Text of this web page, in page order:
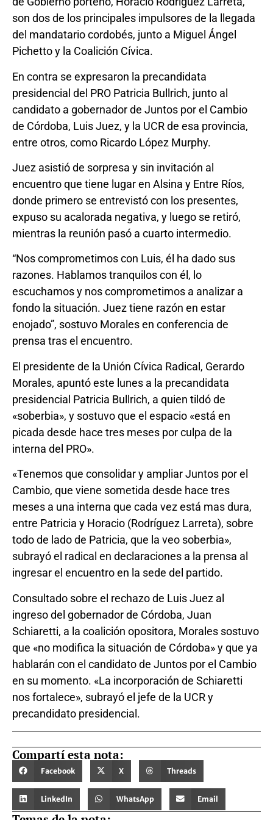
son dos de los principales impulsores de la llegada
del mandatario cordobés, junto a Miguel Ángel
Pichetto y la Coalición Cívica.
En contra se expresaron la precandidata
presidencial del PRO Patricia Bullrich, junto al
candidato a gobernador de Juntos por el Cambio
de Córdoba, Luis Juez, y la UCR de esa provincia,
entre otros, como Ricardo López Murphy.
Juez asistió de sorpresa y sin invitación al
encuentro que tiene lugar en Alsina y Entre Ríos,
donde primero se entrevistó con los presentes,
expuso su acalorada negativa, y luego se retiró,
mientras la reunión pasó a cuarto intermedio.
“Nos comprometimos con Luis, él ha dado sus
razones. Hablamos tranquilos con él, lo
escuchamos y nos comprometimos a analizar a
fondo la situación. Juez tiene razón en estar
enojado”, sostuvo Morales en conferencia de
prensa tras el encuentro.
El presidente de la Unión Cívica Radical, Gerardo
Morales, apuntó este lunes a la precandidata
presidencial Patricia Bullrich, a quien tildó de
«soberbia», y sostuvo que el espacio «está en
picada desde hace tres meses por culpa de la
interna del PRO».
«Tenemos que consolidar y ampliar Juntos por el
Cambio, que viene sometida desde hace tres
meses a una interna que cada vez está mas dura,
entre Patricia y Horacio (Rodríguez Larreta), sobre
todo de lado de Patricia, que la veo soberbia»,
subrayó el radical en declaraciones a la prensa al
ingresar el encuentro en la sede del partido.
Consultado sobre el rechazo de Luis Juez al
ingreso del gobernador de Córdoba, Juan
Schiaretti, a la coalición opositora, Morales sostuvo
que «no modifica la situación de Córdoba» y que ya
hablarán con el candidato de Juntos por el Cambio
en su momento. «La incorporación de Schiaretti
nos fortalece», subrayó el jefe de la UCR y
precandidato presidencial.
Compartí esta nota:
Facebook X Threads
LinkedIn WhatsApp Email